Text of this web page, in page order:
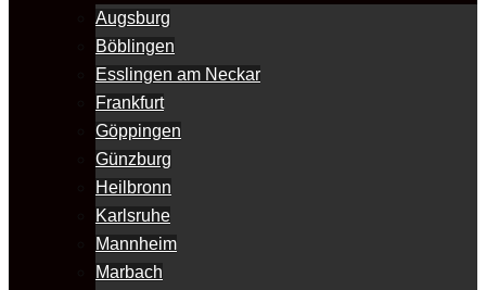
Augsburg
Böblingen
Esslingen am Neckar
Frankfurt
Göppingen
Günzburg
Heilbronn
Karlsruhe
Mannheim
Marbach